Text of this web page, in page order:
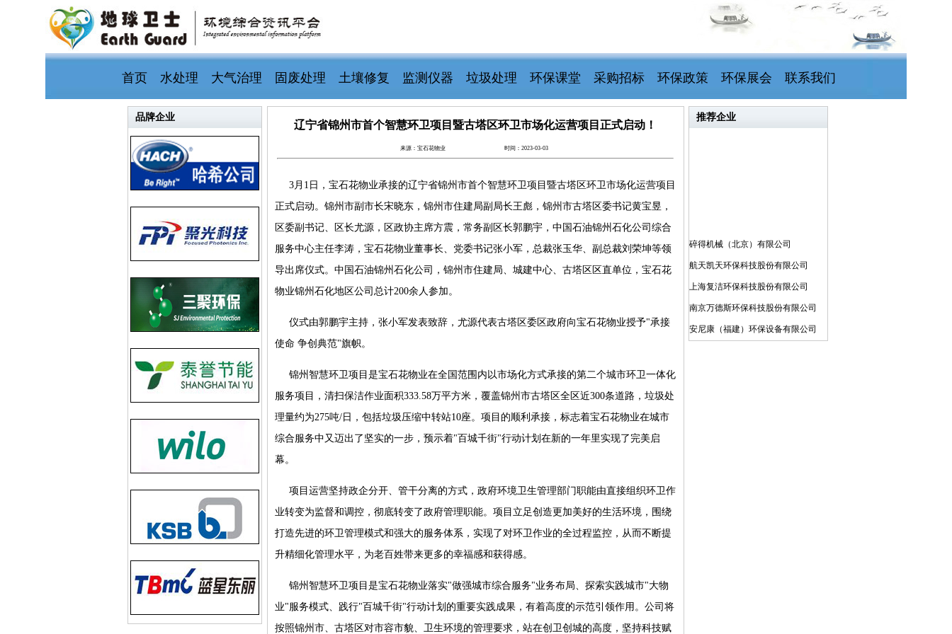
首页 水处理 大气治理 固废处理 土壤修复 监测仪器 垃圾处理 环保课堂 采购招标 环保政策 环保展会 联系我们
品牌企业
辽宁省锦州市首个智慧环卫项目暨古塔区环卫市场化运营项目正式启动！
来源：宝石花物业 时间：2023-03-03
3月1日，宝石花物业承接的辽宁省锦州市首个智慧环卫项目暨古塔区环卫市场化运营项目
正式启动。锦州市副市长宋晓东，锦州市住建局副局长王彪，锦州市古塔区委书记黄宝昱，
区委副书记、区长尤源，区政协主席方震，常务副区长郭鹏宇，中国石油锦州石化公司综合
服务中心主任李涛，宝石花物业董事长、党委书记张小军，总裁张玉华、副总裁刘荣坤等领
导出席仪式。中国石油锦州石化公司，锦州市住建局、城建中心、古塔区区直单位，宝石花
物业锦州石化地区公司总计200余人参加。
仪式由郭鹏宇主持，张小军发表致辞，尤源代表古塔区委区政府向宝石花物业授予"承接
使命 争创典范"旗帜。
锦州智慧环卫项目是宝石花物业在全国范围内以市场化方式承接的第二个城市环卫一体化
服务项目，清扫保洁作业面积333.58万平方米，覆盖锦州市古塔区全区近300条道路，垃圾处
理量约为275吨/日，包括垃圾压缩中转站10座。项目的顺利承接，标志着宝石花物业在城市
综合服务中又迈出了坚实的一步，预示着"百城千街"行动计划在新的一年里实现了完美启
幕。
项目运营坚持政企分开、管干分离的方式，政府环境卫生管理部门职能由直接组织环卫作
业转变为监督和调控，彻底转变了政府管理职能。项目立足创造更加美好的生活环境，围绕
打造先进的环卫管理模式和强大的服务体系，实现了对环卫作业的全过程监控，从而不断提
升精细化管理水平，为老百姓带来更多的幸福感和获得感。
锦州智慧环卫项目是宝石花物业落实"做强城市综合服务"业务布局、探索实践城市"大物
业"服务模式、践行"百城千街"行动计划的重要实践成果，有着高度的示范引领作用。公司将
按照锦州市、古塔区对市容市貌、卫生环境的管理要求，站在创卫创城的高度，坚持科技赋
推荐企业
碎得机械（北京）有限公司
航天凯天环保科技股份有限公司
上海复洁环保科技股份有限公司
南京万德斯环保科技股份有限公司
安尼康（福建）环保设备有限公司